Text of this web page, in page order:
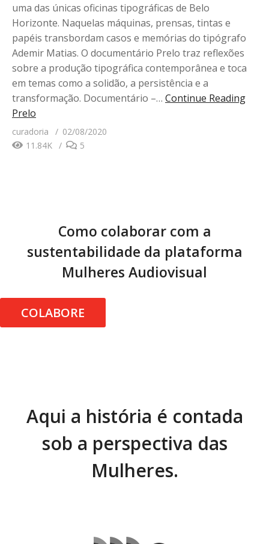
uma das únicas oficinas tipográficas de Belo
Horizonte. Naquelas máquinas, prensas, tintas e
papéis transbordam casos e memórias do tipógrafo
Ademir Matias. O documentário Prelo traz reflexões
sobre a produção tipográfica contemporânea e toca
em temas como a solidão, a persistência e a
transformação. Documentário –… Continue Reading
Prelo
curadoria
02/08/2020
11.84K
5
Como colaborar com a
sustentabilidade da plataforma
Mulheres Audiovisual
COLABORE
Aqui a história é contada
sob a perspectiva das
Mulheres.